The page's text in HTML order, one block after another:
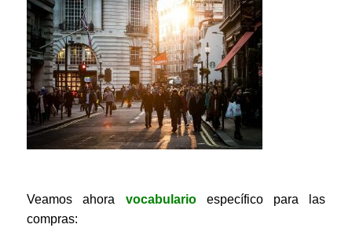
Veamos ahora vocabularioespecífico para las
compras: